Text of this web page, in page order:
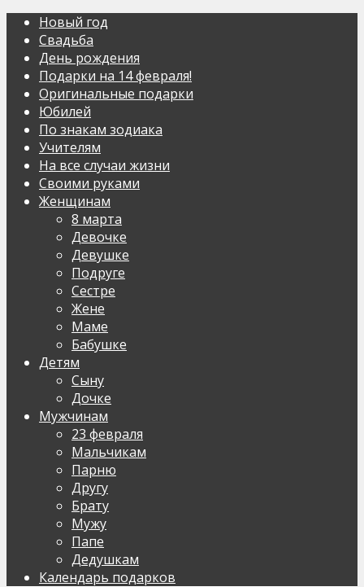
Новый год
Свадьба
День рождения
Подарки на 14 февраля!
Оригинальные подарки
Юбилей
По знакам зодиака
Учителям
На все случаи жизни
Своими руками
Женщинам
8 марта
Девочке
Девушке
Подруге
Сестре
Жене
Маме
Бабушке
Детям
Сыну
Дочке
Мужчинам
23 февраля
Мальчикам
Парню
Другу
Брату
Мужу
Папе
Дедушкам
Календарь подарков